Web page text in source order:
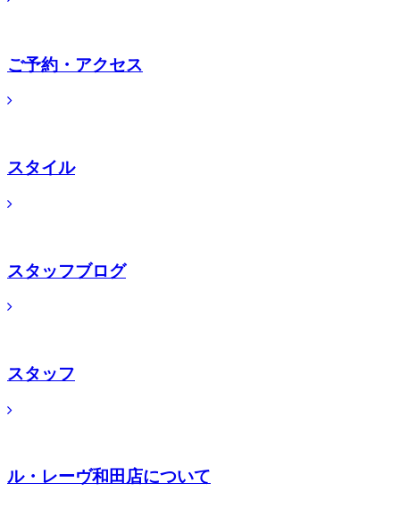
ご予約・アクセス
スタイル
スタッフブログ
スタッフ
ル・レーヴ和田店について